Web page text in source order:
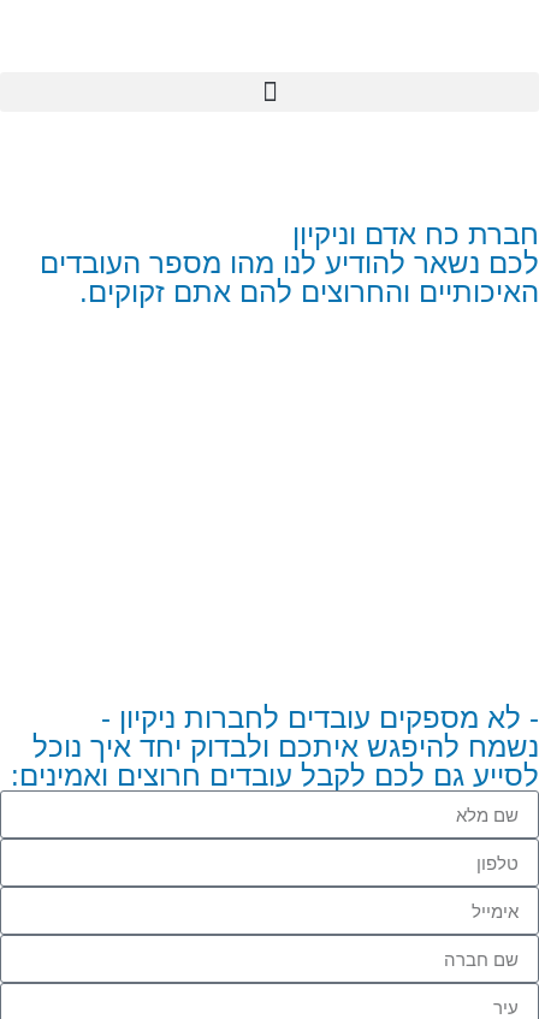
חברת כח אדם וניקיון
לכם נשאר להודיע לנו מהו מספר העובדים
האיכותיים והחרוצים להם אתם זקוקים.
- לא מספקים עובדים לחברות ניקיון -
נשמח להיפגש איתכם ולבדוק יחד איך נוכל
לסייע גם לכם לקבל עובדים חרוצים ואמינים: